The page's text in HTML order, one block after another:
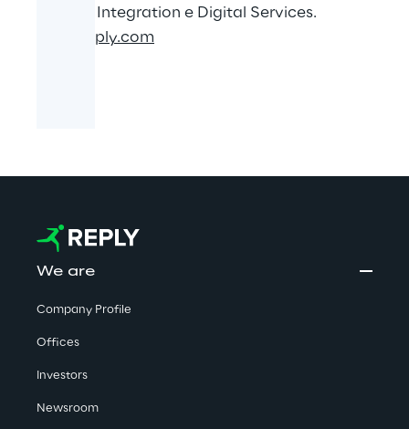
System Integration e Digital Services.
www.reply.com
We are
Company Profile
Offices
Investors
Newsroom